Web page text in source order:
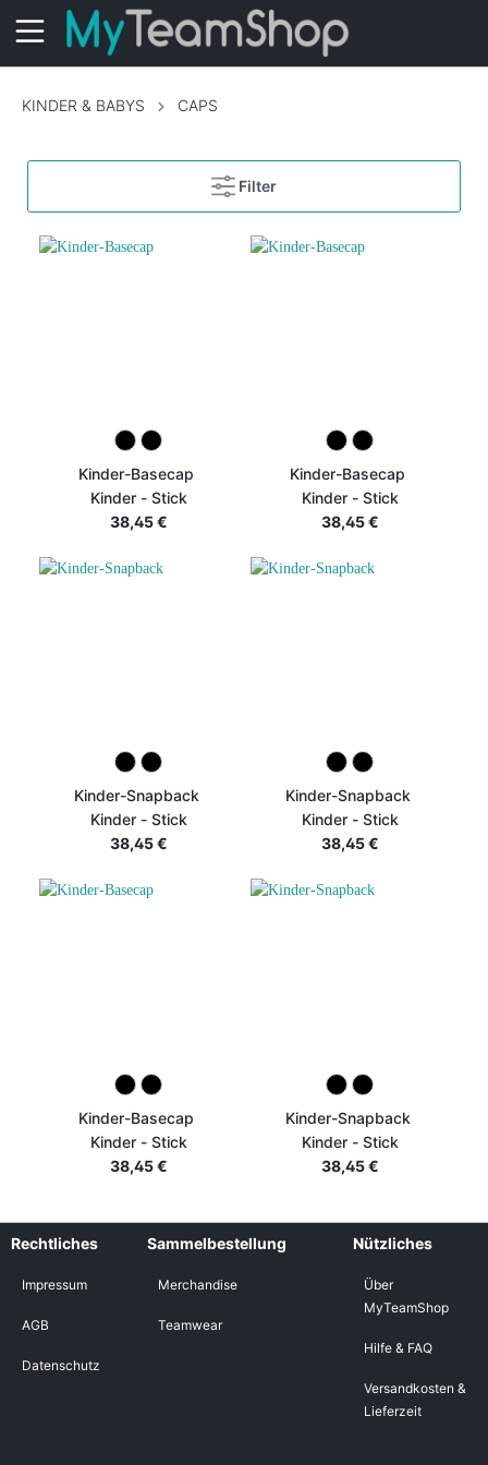
KINDER & BABYS CAPS
Filter
Kinder-Basecap
Kinder - Stick
38,45 €
Kinder-Basecap
Kinder - Stick
38,45 €
Kinder-Snapback
Kinder - Stick
38,45 €
Kinder-Snapback
Kinder - Stick
38,45 €
Kinder-Basecap
Kinder - Stick
38,45 €
Kinder-Snapback
Kinder - Stick
38,45 €
Rechtliches
Impressum
AGB
Datenschutz
Sammelbestellung
Merchandise
Teamwear
Nützliches
Über
MyTeamShop
Hilfe & FAQ
Versandkosten &
Lieferzeit